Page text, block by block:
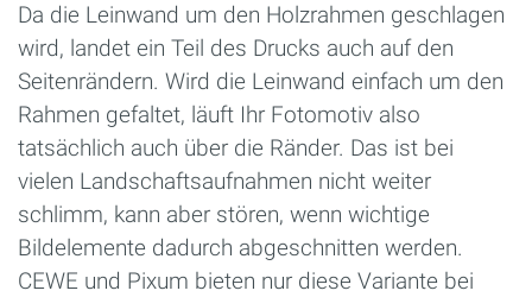
Da die Leinwand um den Holzrahmen geschlagen
wird, landet ein Teil des Drucks auch auf den
Seitenrändern. Wird die Leinwand einfach um den
Rahmen gefaltet, läuft Ihr Fotomotiv also
tatsächlich auch über die Ränder. Das ist bei
vielen Landschaftsaufnahmen nicht weiter
schlimm, kann aber stören, wenn wichtige
Bildelemente dadurch abgeschnitten werden.
CEWE und Pixum bieten nur diese Variante bei